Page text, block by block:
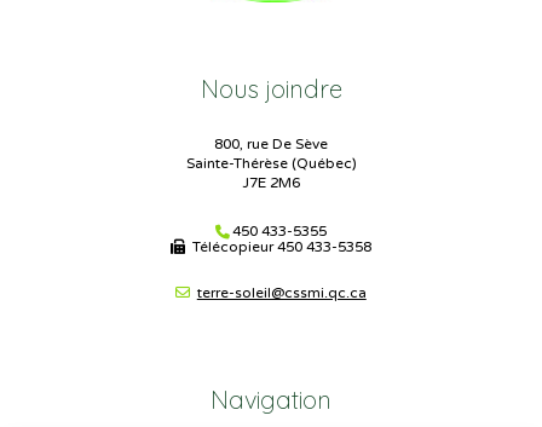
Nous joindre
800, rue De Sève
Sainte-Thérèse (Québec)
J7E 2M6
450 433-5355
Télécopieur450 433-5358
terre-soleil@cssmi.qc.ca
Navigation